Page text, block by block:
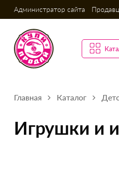
Администратор сайта
Главная Каталог
Игрушки и